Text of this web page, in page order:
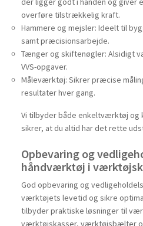
der ligger godt i hånden og giver
overføre tilstrækkelig kraft.
Hammere og mejsler: Ideelt til
samt præcisionsarbejde.
Tænger og skiftenøgler: Alsidigt
VVS-opgaver.
Måleværktøj: Sikrer præcise
resultater hver gang.
Vi tilbyder både enkeltværktøj
sikrer, at du altid har det rette
Opbevaring og
håndværktøj i
God opbevaring og
værktøjets levetid og sikre
tilbyder praktiske løsninger til